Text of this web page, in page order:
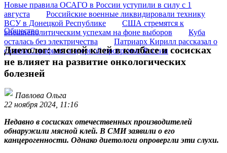
Новые правила ОСАГО в России уступили в силу с 1
августа
Российские военные ликвидировали технику
ВСУ в Донецкой Республике
США стремятся к
внешнеполитическим успехам на фоне выборов
Куба
осталась без электричества
Патриарх Кирилл рассказал о
святом Серафиме и ядерной программе России
Общество
Диетолог: мясной клей в колбасе и сосисках
не влияет на развитие онкологических
болезней
Павлова Ольга
22 ноября 2024, 11:16
Недавно в сосисках отечественных производителей
обнаружили мясной клей. В СМИ заявили о его
канцерогенности. Однако диетологи опровергли эти слухи.